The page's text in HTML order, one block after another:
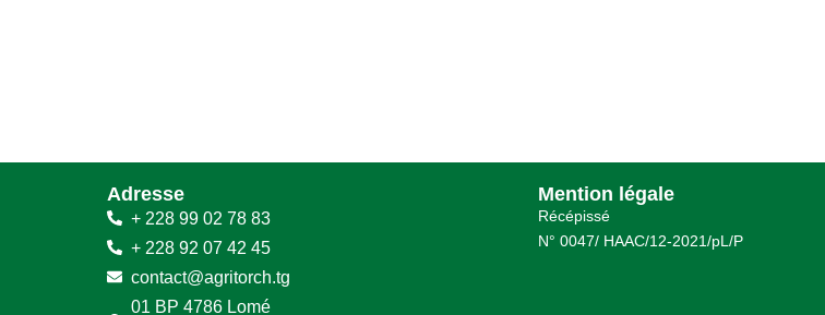
Adresse
+ 228 99 02 78 83
+ 228 92 07 42 45
contact@agritorch.tg
01 BP 4786 Lomé
Mention légale
Récépissé
N° 0047/ HAAC/12-2021/pL/P